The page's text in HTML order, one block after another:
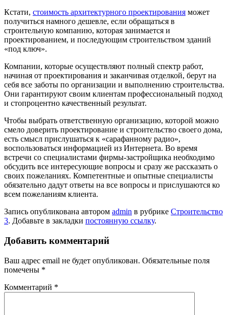
Кстати, стоимость архитектурного проектирования может
получиться намного дешевле, если обращаться в
строительную компанию, которая занимается и
проектированием, и последующим строительством зданий
«под ключ».
Компании, которые осуществляют полный спектр работ,
начиная от проектирования и заканчивая отделкой, берут на
себя все заботы по организации и выполнению строительства.
Они гарантируют своим клиентам профессиональный подход
и стопроцентно качественный результат.
Чтобы выбрать ответственную организацию, которой можно
смело доверить проектирование и строительство своего дома,
есть смысл прислушаться к «сарафанному радио»,
воспользоваться информацией из Интернета. Во время
встречи со специалистами фирмы-застройщика необходимо
обсудить все интересующие вопросы и сразу же рассказать о
своих пожеланиях. Компетентные и опытные специалисты
обязательно дадут ответы на все вопросы и прислушаются ко
всем пожеланиям клиента.
Запись опубликована автором admin в рубрике Строительство
3. Добавьте в закладки постоянную ссылку.
Добавить комментарий
Ваш адрес email не будет опубликован. Обязательные поля
помечены *
Комментарий *